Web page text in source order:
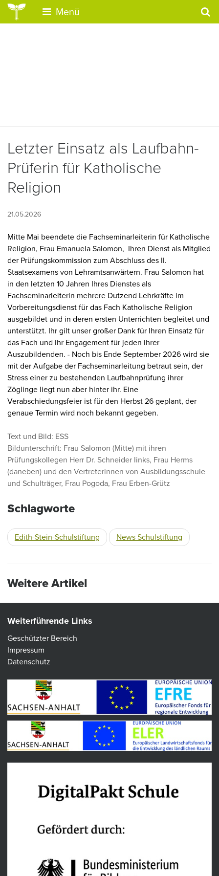
Menü
Letzter Einsatz als Laufbahn-
Prüferin für Katholische
Religion
21.05.2026
Mitte Mai beendete die Fachseminarleiterin für Katholische
Religion, Frau Emanuela Salomon, Ihren Dienst als Mitglied
der Prüfungskommission zum Abschluss des II.
Staatsexamens von Lehramtsanwärtern. Frau Salomon hat
in den letzten 10 Jahren Ihres Dienstes als
Fachseminarleiterin mehrere Dutzend Lehrkräfte im
Vorbereitungsdienst für das Fach Katholische Religion
ausgebildet und in deren ersten Unterrichten begleitet und
unterstützt. Ihr gilt unser großer Dank für Ihren Einsatz für
das Fach und Ihr Engagement für jeden ihrer
Auszubildenden. - Noch bis Ende September 2026 wird sie
mit der Aufgabe der Fachseminarleitung betraut sein, der
Stress einer zu bestehenden Laufbahnprüfung ihrer
Zöglinge liegt nun aber hinter ihr. Eine
Verabschiedungsfeier ist für den Herbst 26 geplant, der
genaue Termin wird noch bekannt gegeben.
Text und Bild: ESS
Bildunterschrift: Frau Salomon (Mitte) mit ihren
Prüfungskollegen Herr Dr. Schneider links, Frau Herms
(daneben) und den Vertreterinnen von Ausbildungsschule
und Schulträger, Frau Pogoda, Frau Erben-Grütz
Schlagworte
Edith-Stein-Schulstiftung News Schulstiftung
Weitere Artikel
Weiterführende Links
Geschützter Bereich
Impressum
Datenschutz